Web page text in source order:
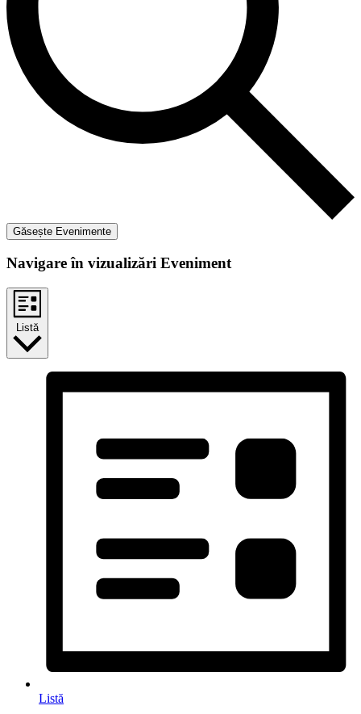
Găsește Evenimente
Navigare în vizualizări Eveniment
Listă
Listă